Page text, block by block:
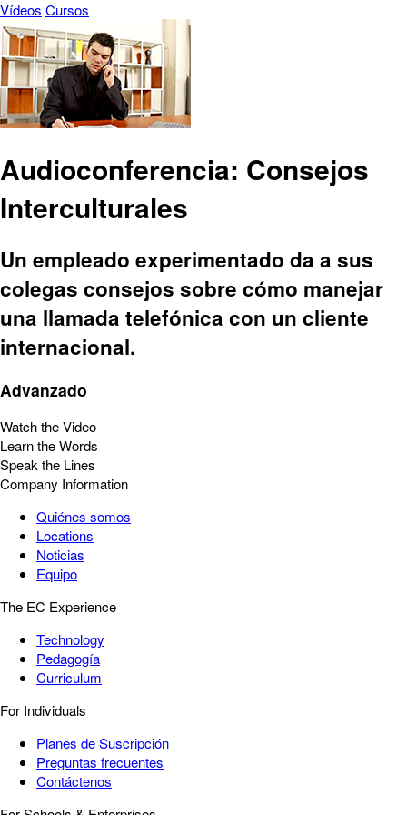
Vídeos Cursos
Audioconferencia: Consejos
Interculturales
Un empleado experimentado da a sus
colegas consejos sobre cómo manejar
una llamada telefónica con un cliente
internacional.
Advanzado
Watch the Video
Learn the Words
Speak the Lines
Company Information
Quiénes somos
Locations
Noticias
Equipo
The EC Experience
Technology
Pedagogía
Curriculum
For Individuals
Planes de Suscripción
Preguntas frecuentes
Contáctenos